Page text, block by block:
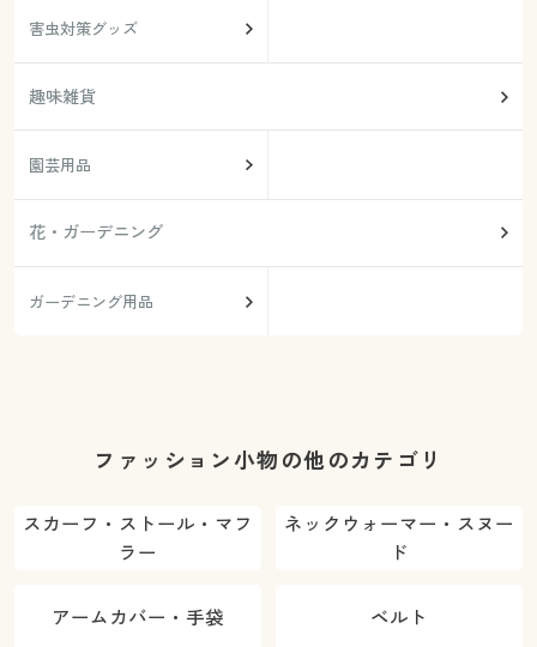
害虫対策グッズ
趣味雑貨
園芸用品
花・ガーデニング
ガーデニング用品
ファッション小物の他のカテゴリ
スカーフ・ストール・マフ
ラー
ネックウォーマー・スヌー
ド
アームカバー・手袋 ベルト